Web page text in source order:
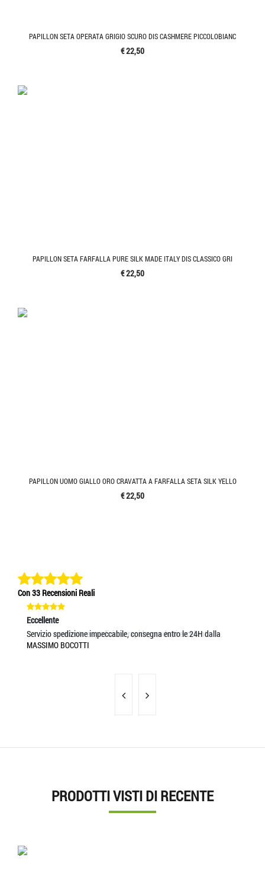
PAPILLON SETA OPERATA GRIGIO SCURO DIS CASHMERE PICCOLOBIANC
€ 22,50
PAPILLON SETA FARFALLA PURE SILK MADE ITALY DIS CLASSICO GRI
€ 22,50
PAPILLON UOMO GIALLO ORO CRAVATTA A FARFALLA SETA SILK YELLO
€ 22,50
Con 33 Recensioni Reali
Eccellente
Servizio eccellente e spedizione rapida, prodotti eccellenti
MASSIMO BOCOTTI
Eccellente
Servizio spedizione impeccabile, consegna entro le 24H dalla
MASSIMO BOCOTTI
PRODOTTI VISTI DI RECENTE
'.'